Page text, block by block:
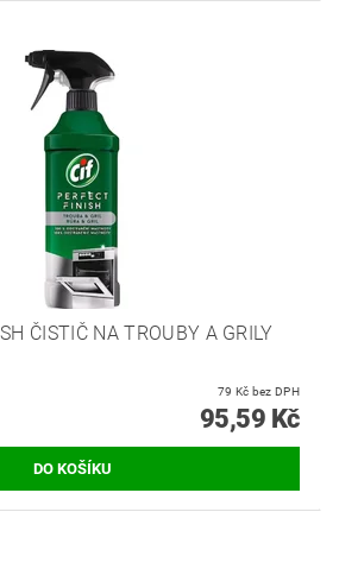
ČISTIČ NA TROUBY A GRILY
79 Kč bez DPH
95,59 Kč